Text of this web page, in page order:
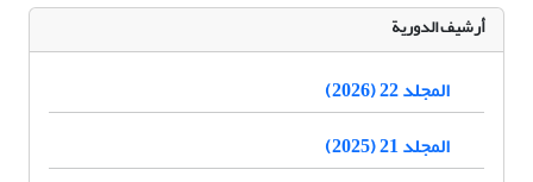
أرشيف الدورية
المجلد 22 (2026)
المجلد 21 (2025)